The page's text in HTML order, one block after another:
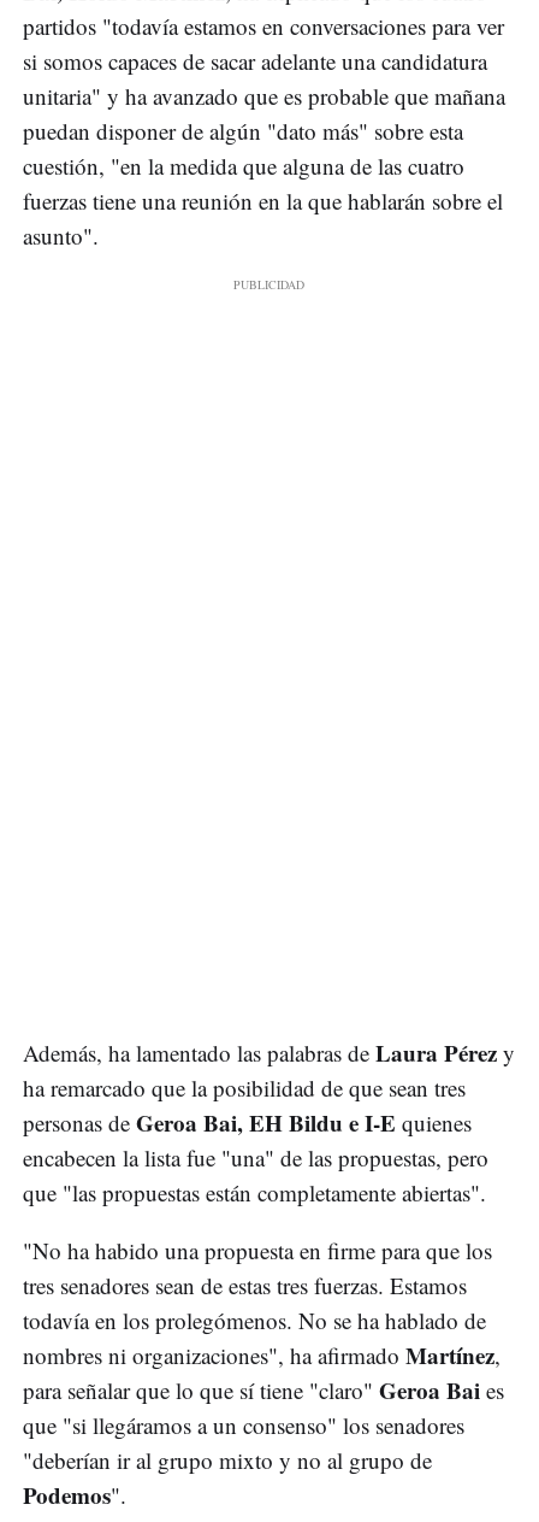
partidos "todavía estamos en conversaciones para ver
si somos capaces de sacar adelante una candidatura
unitaria" y ha avanzado que es probable que mañana
puedan disponer de algún "dato más" sobre esta
cuestión, "en la medida que alguna de las cuatro
fuerzas tiene una reunión en la que hablarán sobre el
asunto".
Además, ha lamentado las palabras de Laura Pérez y
ha remarcado que la posibilidad de que sean tres
personas de Geroa Bai, EH Bildu e I-E quienes
encabecen la lista fue "una" de las propuestas, pero
que "las propuestas están completamente abiertas".
"No ha habido una propuesta en firme para que los
tres senadores sean de estas tres fuerzas. Estamos
todavía en los prolegómenos. No se ha hablado de
nombres ni organizaciones", ha afirmado Martínez,
para señalar que lo que sí tiene "claro" Geroa Bai es
que "si llegáramos a un consenso" los senadores
"deberían ir al grupo mixto y no al grupo de
Podemos".